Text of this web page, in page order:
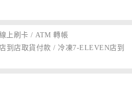
上刷卡 / ATM 轉帳
到店取貨付款 / 冷凍7-ELEVEN店到